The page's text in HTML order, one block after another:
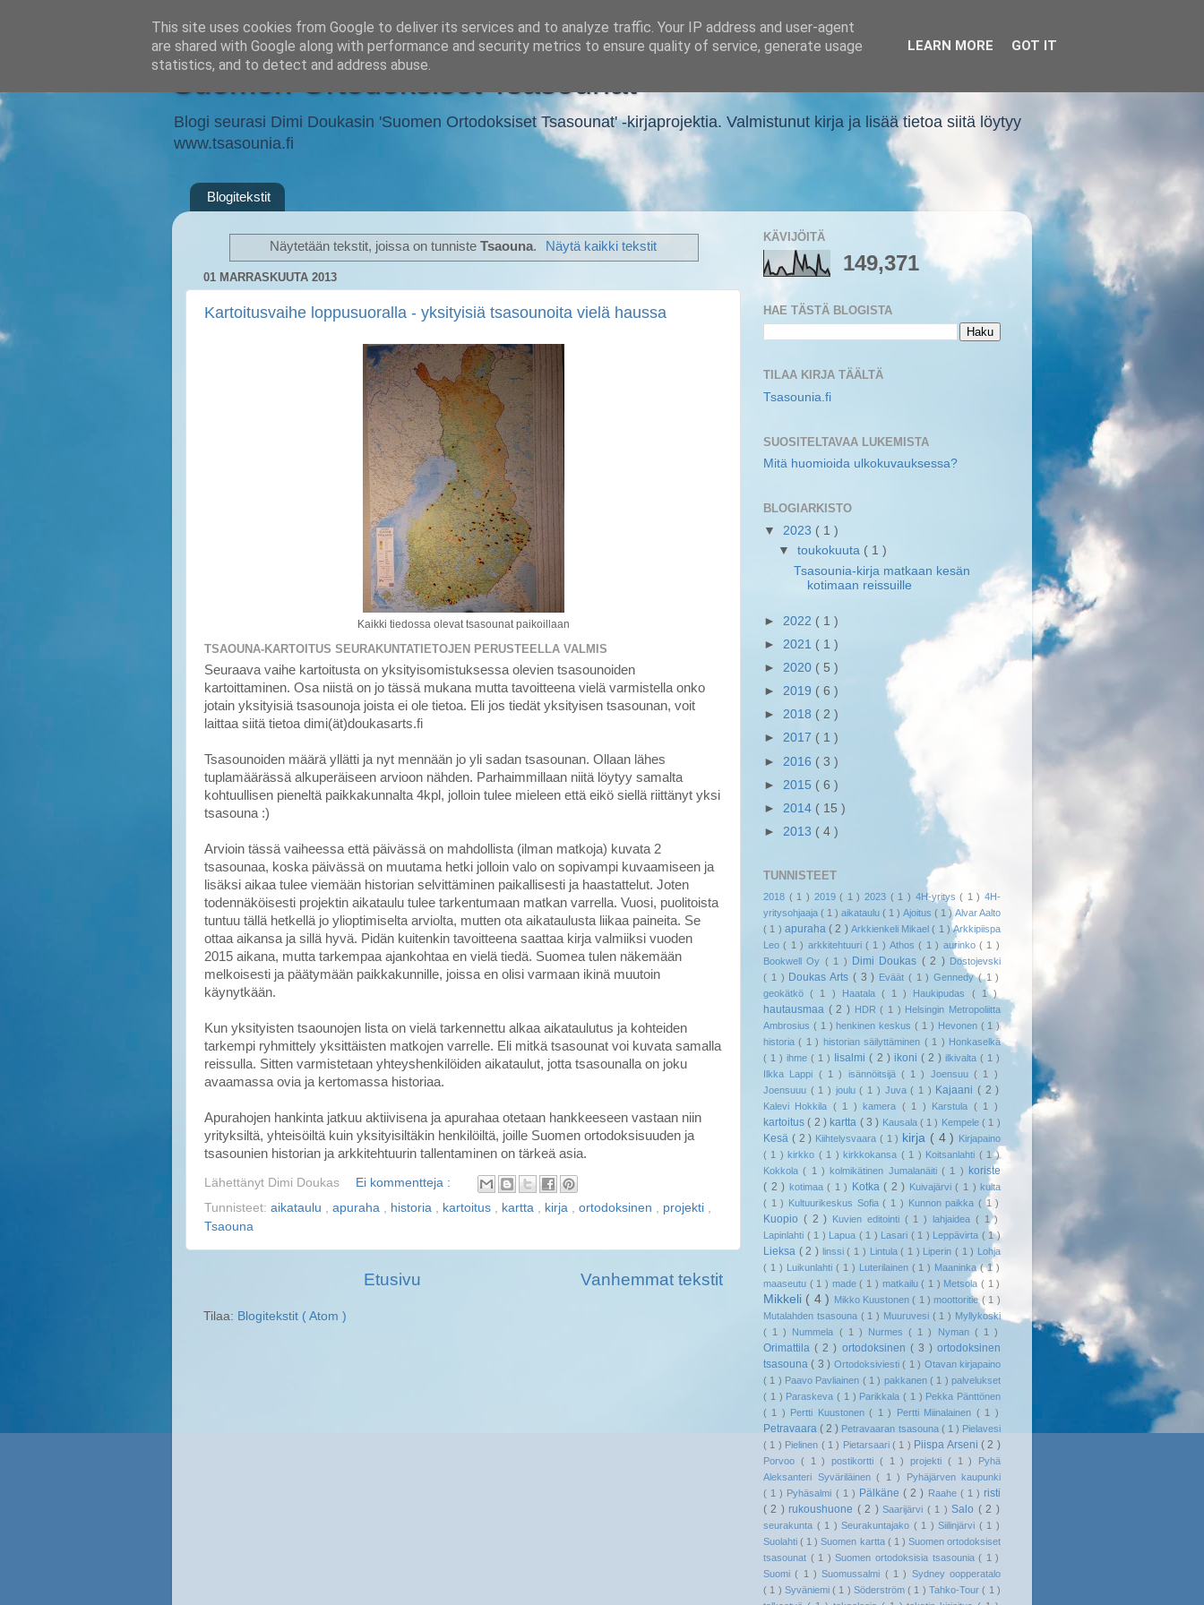
Suomen Ortodoksiset Tsasounat
Blogi seurasi Dimi Doukasin 'Suomen Ortodoksiset Tsasounat' -kirjaprojektia. Valmistunut kirja ja lisää tietoa siitä löytyy
www.tsasounia.fi
Blogitekstit
Näytetään tekstit, joissa on tunnisteTsaouna. Näytä kaikki tekstit
01 MARRASKUUTA 2013
Kartoitusvaihe loppusuoralla - yksityisiä tsasounoita vielä haussa
Kaikki tiedossa olevat tsasounat paikoillaan
TSAOUNA-KARTOITUS SEURAKUNTATIETOJEN PERUSTEELLA VALMIS
Seuraava vaihe kartoitusta on yksityisomistuksessa olevien tsasounoiden
kartoittaminen. Osa niistä on jo tässä mukana mutta tavoitteena vielä varmistella onko
jotain yksityisiä tsasounoja joista ei ole tietoa. Eli jos tiedät yksityisen tsasounan, voit
laittaa siitä tietoa dimi(ät)doukasarts.fi
Tsasounoiden määrä yllätti ja nyt mennään jo yli sadan tsasounan. Ollaan lähes
tuplamäärässä alkuperäiseen arvioon nähden. Parhaimmillaan niitä löytyy samalta
kohtuullisen pieneltä paikkakunnalta 4kpl, jolloin tulee mieleen että eikö siellä riittänyt yksi
tsasouna :)
Arvioin tässä vaiheessa että päivässä on mahdollista (ilman matkoja) kuvata 2
tsasounaa, koska päivässä on muutama hetki jolloin valo on sopivampi kuvaamiseen ja
lisäksi aikaa tulee viemään historian selvittäminen paikallisesti ja haastattelut. Joten
todennäköisesti projektin aikataulu tulee tarkentumaan matkan varrella. Vuosi, puolitoista
tuntuu tällä hetkellä jo ylioptimiselta arviolta, mutten ota aikataulusta liikaa paineita. Se
ottaa aikansa ja sillä hyvä. Pidän kuitenkin tavoitteena saattaa kirja valmiiksi vuoden
2015 aikana, mutta tarkempaa ajankohtaa en vielä tiedä. Suomea tulen näkemään
melkoisesti ja päätymään paikkakunnille, joissa en olisi varmaan ikinä muutoin
käynytkään.
Kun yksityisten tsaounojen lista on vielä tarkennettu alkaa aikataulutus ja kohteiden
tarkempi ryhmittely yksittäisten matkojen varrelle. Eli mitkä tsasounat voi kuvata samalla
reissulla. Sitten varmistetaan yhteyshenkilöiden aikataulut, jotta tsasounalla on joku
avaamassa ovia ja kertomassa historiaa.
Apurahojen hankinta jatkuu aktiivisena ja apurahaa otetaan hankkeeseen vastaan niin
yrityksiltä, yhteisöiltä kuin yksityisiltäkin henkilöiltä, joille Suomen ortodoksisuuden ja
tsasounien historian ja arkkitehtuurin tallentaminen on tärkeä asia.
Lähettänyt Dimi Doukas
Ei kommentteja :
Tunnisteet: aikataulu apuraha historia kartoitus kartta kirja ortodoksinen projekti
Tsaouna
Vanhemmat tekstit
Etusivu
Tilaa: Blogitekstit ( Atom )
KÄVIJÖITÄ
149,371
HAE TÄSTÄ BLOGISTA
TILAA KIRJA TÄÄLTÄ
Tsasounia.fi
SUOSITELTAVAA LUKEMISTA
Mitä huomioida ulkokuvauksessa?
BLOGIARKISTO
▼ 2023 ( 1 )
▼toukokuuta ( 1 )
Tsasounia-kirja matkaan kesän
kotimaan reissuille
► 2022 ( 1 )
► 2021 ( 1 )
► 2020 ( 5 )
► 2019 ( 6 )
► 2018 ( 2 )
► 2017 ( 1 )
► 2016 ( 3 )
► 2015 ( 6 )
► 2014 ( 15 )
► 2013 ( 4 )
TUNNISTEET
2018 ( 1 ) 2019( 1 ) 2023 ( 1 ) 4H-yritys( 1 ) 4H-
yritysohjaaja ( 1 ) aikataulu ( 1 ) Ajoitus ( 1 )Alvar Aalto
( 1 ) apuraha ( 2 ) Arkkienkeli Mikael( 1 )Arkkipiispa
Leo( 1 ) arkkitehtuuri ( 1 ) Athos( 1 ) aurinko ( 1 )
Bookwell Oy ( 1 ) Dimi Doukas ( 2 ) Dostojevski
( 1 ) Doukas Arts ( 3 ) Eväät ( 1 ) Gennedy( 1 )
geokätkö( 1 ) Haatala ( 1 ) Haukipudas ( 1 )
hautausmaa ( 2 ) HDR( 1 ) Helsingin Metropoliitta
Ambrosius ( 1 )henkinen keskus( 1 ) Hevonen ( 1 )
historia( 1 ) historian säilyttäminen ( 1 ) Honkaselkä
( 1 )ihme( 1 ) Iisalmi( 2 ) ikoni ( 2 ) ilkivalta ( 1 )
Ilkka Lappi ( 1 ) isännöitsijä ( 1 ) Joensuu( 1 )
Joensuuu ( 1 ) joulu( 1 ) Juva( 1 ) Kajaani ( 2 )
Kalevi Hokkila ( 1 )kamera ( 1 ) Karstula ( 1 )
kartoitus( 2 ) kartta ( 3 ) Kausala ( 1 ) Kempele( 1 )
Kesä ( 2 ) Kiihtelysvaara ( 1 ) kirja ( 4 ) Kirjapaino
( 1 )kirkko ( 1 )kirkkokansa ( 1 ) Koitsanlahti ( 1 )
Kokkola( 1 )kolmikätinen Jumalanäiti( 1 ) koriste
( 2 ) kotimaa( 1 ) Kotka( 2 ) Kuivajärvi( 1 )kulta
( 1 ) Kultuurikeskus Sofia( 1 ) Kunnon paikka ( 1 )
Kuopio ( 2 ) Kuvien editointi ( 1 ) lahjaidea ( 1 )
Lapinlahti ( 1 ) Lapua ( 1 ) Lasari ( 1 ) Leppävirta ( 1 )
Lieksa ( 2 ) linssi( 1 ) Lintula( 1 ) Liperin ( 1 ) Lohja
( 1 ) Luikunlahti ( 1 ) Luterilainen ( 1 ) Maaninka( 1 )
maaseutu ( 1 ) made( 1 ) matkailu( 1 ) Metsola ( 1 )
Mikkeli ( 4 ) Mikko Kuustonen( 1 )moottoritie ( 1 )
Mutalahden tsasouna ( 1 ) Muuruvesi ( 1 ) Myllykoski
( 1 ) Nummela ( 1 ) Nurmes( 1 ) Nyman ( 1 )
Orimattila( 2 ) ortodoksinen ( 3 ) ortodoksinen
tsasouna( 3 ) Ortodoksiviesti( 1 ) Otavan kirjapaino
( 1 ) Paavo Pavliainen ( 1 ) pakkanen( 1 )palvelukset
( 1 ) Paraskeva ( 1 ) Parikkala ( 1 ) Pekka Pänttönen
( 1 ) Pertti Kuustonen( 1 ) Pertti Miinalainen ( 1 )
Petravaara( 2 ) Petravaaran tsasouna ( 1 ) Pielavesi
( 1 ) Pielinen ( 1 ) Pietarsaari ( 1 ) Piispa Arseni ( 2 )
Porvoo ( 1 ) postikortti ( 1 ) projekti ( 1 ) Pyhä
Aleksanteri Syväriläinen ( 1 )
Pyhäjärven kaupunki
( 1 ) Pyhäsalmi ( 1 ) Pälkäne( 2 ) Raahe ( 1 )risti
( 2 )rukoushuone ( 2 )Saarijärvi ( 1 )Salo ( 2 )
seurakunta ( 1 ) Seurakuntajako ( 1 ) Siilinjärvi ( 1 )
Suolahti( 1 )Suomen kartta ( 1 ) Suomen ortodoksiset
tsasounat ( 1 )Suomen ortodoksisia tsasounia( 1 )
Suomi( 1 )Suomussalmi ( 1 ) Sydney oopperatalo
( 1 ) Syväniemi( 1 ) Söderström( 1 ) Tahko-Tour( 1 )
This site uses cookies from Google to deliver its services and to analyze traffic. Your IP address and user-agent
are shared with Google along with performance and security metrics to ensure quality of service, generate usage
statistics, and to detect and address abuse.
LEARN MORE GOT IT